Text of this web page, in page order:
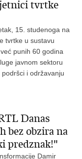
tvrtke
15. studenoga na
tvrtke u sustavu
punih 60 godina
javnom sektoru
i održavanju
Danas
bez obzira na
predznak!"
Damir